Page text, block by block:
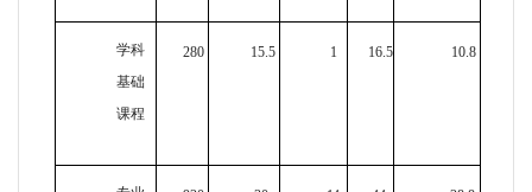
学科
基础
课程
280 15.5 1 16.5 10.8